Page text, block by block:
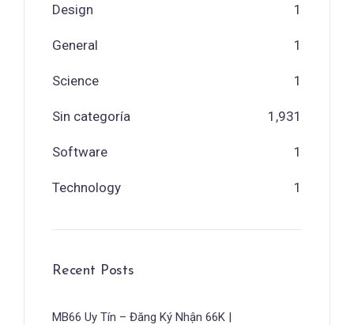
Design 1
General 1
Science 1
Sin categoría 1,931
Software 1
Technology 1
Recent Posts
MB66 Uy Tín – Đăng Ký Nhận 66K |